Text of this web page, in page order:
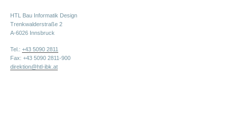
HTL Bau Informatik Design
Trenkwalderstraße 2
A-6026 Innsbruck
Tel.: +43 5090 2811
Fax: +43 5090 2811-900
direktion@htl-ibk.at